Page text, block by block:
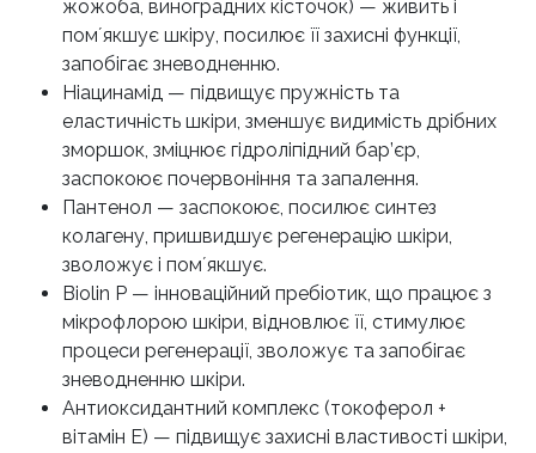
жожоба, виноградних кісточок) — живить і
помʼякшує шкіру, посилює її захисні функції,
запобігає зневодненню.
Ніацинамід — підвищує пружність та
еластичність шкіри, зменшує видимість дрібних
зморшок, зміцнює гідроліпідний бар’єр,
заспокоює почервоніння та запалення.
Пантенол — заспокоює, посилює синтез
колагену, пришвидшує регенерацію шкіри,
зволожує і помʼякшує.
Biolin P — інноваційний пребіотик, що працює з
мікрофлорою шкіри, відновлює її, стимулює
процеси регенерації, зволожує та запобігає
зневодненню шкіри.
Антиоксидантний комплекс (токоферол +
вітамін Е) — підвищує захисні властивості шкіри,